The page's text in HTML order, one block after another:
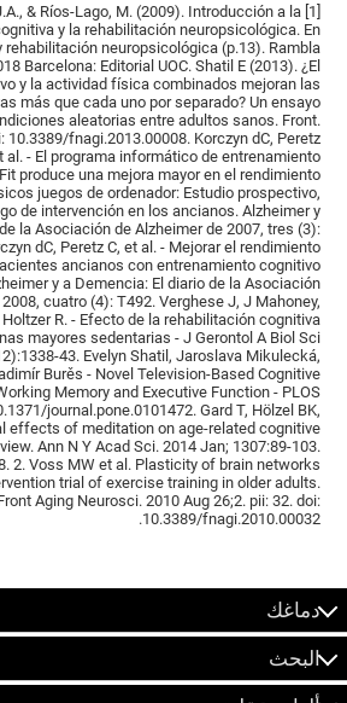
J.A., & Ríos-Lago, M. (2009). Introducción a la
y la rehabilitación neuropsicológica. En
rehabilitación neuropsicológica (p.13). Rambla
Barcelona: Editorial UOC. Shatil E (2013). ¿El
y la actividad física combinados mejoran las
más que cada uno por separado? Un ensayo
aleatorias entre adultos sanos. Front.
10.3389/fnagi.2013.00008. Korczyn dC, Peretz
al. - El programa informático de entrenamiento
produce una mejora mayor en el rendimiento
juegos de ordenador: Estudio prospectivo,
de intervención en los ancianos. Alzheimer y
la Asociación de Alzheimer de 2007, tres (3):
dC, Peretz C, et al. - Mejorar el rendimiento
ancianos con entrenamiento cognitivo
y a Demencia: El diario de la Asociación
cuatro (4): T492. Verghese J, J Mahoney,
Holtzer R. - Efecto de la rehabilitación cognitiva
mayores sedentarias - J Gerontol A Biol Sci
43. Evelyn Shatil, Jaroslava Mikulecká,
Burěs - Novel Television-Based Cognitive
Memory and Executive Function - PLOS
journal.pone.0101472. Gard T, Hölzel BK,
effects of meditation on age-related cognitive
Ann N Y Acad Sci. 2014 Jan; 1307:89-103.
2. Voss MW et al. Plasticity of brain networks
trial of exercise training in older adults.
Aging Neurosci. 2010 Aug 26;2. pii: 32. doi:
10.3389/fnagi.2010.00032.
دماغك
البحث